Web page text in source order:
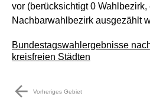
vor (berücksichtigt 0 Wahlbezirk,
Nachbarwahlbezirk ausgezählt
Bundestagswahlergebnisse
kreisfreien Städten
arrow_back Vorheriges Gebiet